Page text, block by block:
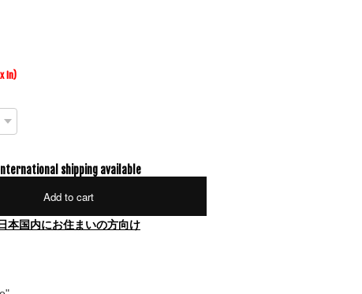
in)
International shipping available
Add to cart
本国内にお住まいの方向け